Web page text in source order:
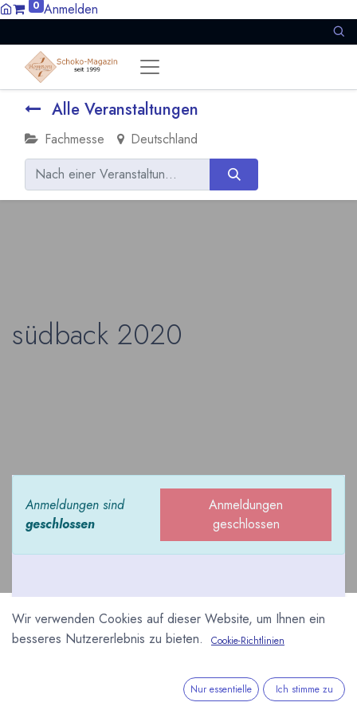
0 Anmelden
Alle Veranstaltungen
Fachmesse Deutschland
südback 2020
Anmeldungen sind
geschlossen
Anmeldungen
geschlossen
Die südback in Stuttgart
Wir verwenden Cookies auf dieser Website, um Ihnen ein
besseres Nutzererlebnis zu bieten.
Cookie-Richtlinien
Nur essentielle Ich stimme zu